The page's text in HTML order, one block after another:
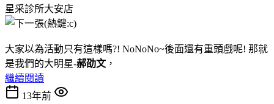
星采診所大安店
大家以為活動只有這樣嗎?! NoNoNo~後面還有重頭戲呢! 那就
是我們的大明星-郝劭文 ，
繼續閱讀
13年前